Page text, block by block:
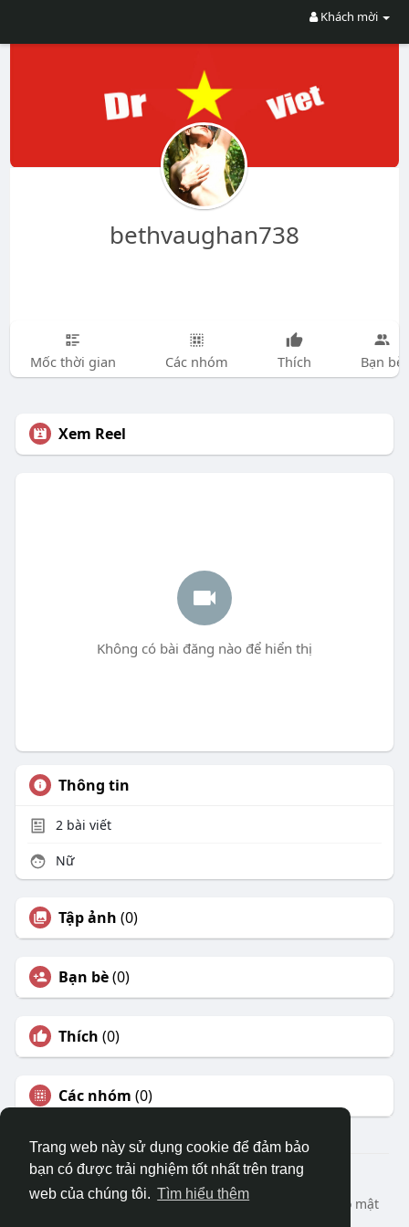
Trang web này sử dụng cookie để đảm bảo
bạn có được trải nghiệm tốt nhất trên trang
web của chúng tôi. Tìm hiểu thêm
Khách mời
bethvaughan738
Mốc thời gian Các nhóm Thích Bạn bè
Xem Reel
Không có bài đăng nào để hiển thị
Thông tin
2bài viết
Nữ
Tập ảnh (0)
Bạn bè(0)
Thích (0)
Các nhóm (0)
© 2026 DRVIET.COM
Nhà
Bao Quát Liên hệ chúng tôi
Chính sách bảo mật